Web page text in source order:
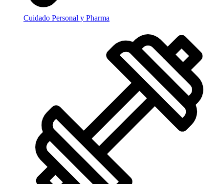
Cuidado Personal y Pharma